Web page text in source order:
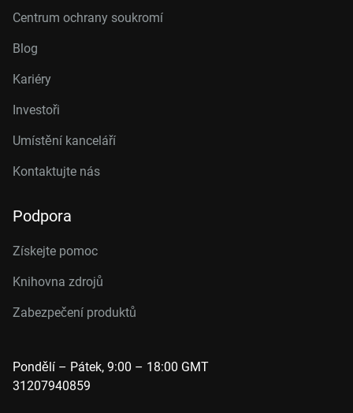
Centrum ochrany soukromí
Blog
Kariéry
Investoři
Umístění kanceláří
Kontaktujte nás
Podpora
Získejte pomoc
Knihovna zdrojů
Zabezpečení produktů
Pondělí – Pátek, 9:00 – 18:00 GMT
31207940859